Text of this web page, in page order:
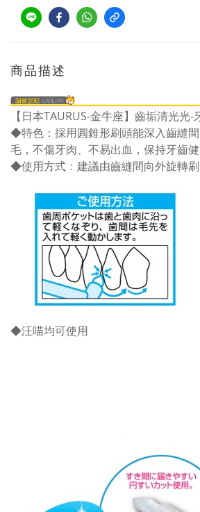
商品描述
【日本TAURUS-金牛座】齒垢清光光
◆特色：採用圓錐形刷頭能深入齒縫
毛，不傷牙肉、不易出血，保持牙齒
◆使用方式：建議由齒縫間向外旋轉刷
◆汪喵均可使用